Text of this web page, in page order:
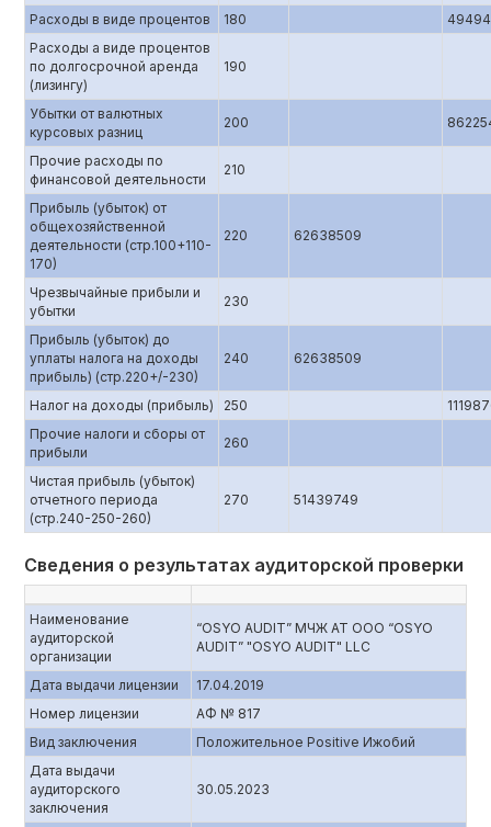
Расходы в виде процентов 180
Расходы а виде процентов
по долгосрочной аренда
(лизингу)
190
Убытки от валютных
курсовых разниц
200
Прочие расходы по
финансовой деятельности
210
Прибыль (убыток) от
общехозяйственной
деятельности (стр.100+110-
170)
220 62638509
Чрезвычайные прибыли и
убытки
230
Прибыль (убыток) до
уплаты налога на доходы
прибыль) (стр.220+/-230)
240 62638509
Налог на доходы (прибыль) 250
Прочие налоги и сборы от
прибыли
260
Чистая прибыль (убыток)
отчетного периода
(стр.240-250-260)
270 51439749
Сведения о результатах аудиторской проверки
Наименование
аудиторской
организации
“OSYO AUDIT” МЧЖ АТ ООО “OSYO
AUDIT” "OSYO AUDIT" LLC
Дата выдачи лицензии
17.04.2019
Номер лицензии
AФ № 817
Вид заключения
Положительное Positive Ижобий
Дата выдачи
аудиторского
заключения
30.05.2023